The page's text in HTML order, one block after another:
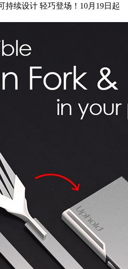
持续设计 轻巧登场！10月19日起